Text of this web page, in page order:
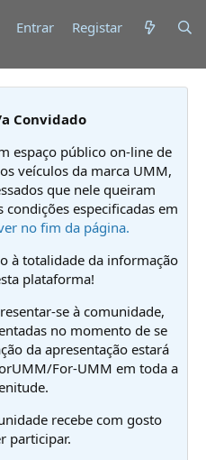
Entrar Registar
Convidado
espaço público on-line de
veículos da marca UMM,
que nele queiram
especificadas em
no fim da página.
à totalidade da informação
plataforma!
se à comunidade,
no momento de se
da apresentação estará
For-UMM em toda a
recebe com gosto
participar.